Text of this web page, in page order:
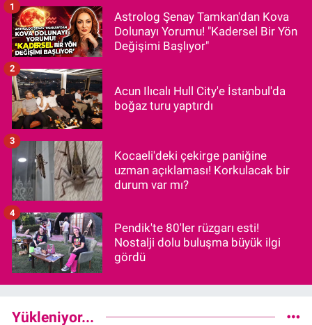
Astrolog Şenay Tamkan'dan Kova
Dolunayı Yorumu! "Kadersel Bir Yön
Değişimi Başlıyor"
1
Acun Ilıcalı Hull City'e İstanbul'da
boğaz turu yaptırdı
2
Kocaeli'deki çekirge paniğine
uzman açıklaması! Korkulacak bir
durum var mı?
3
Pendik'te 80'ler rüzgarı esti!
Nostalji dolu buluşma büyük ilgi
gördü
4
Yükleniyor...